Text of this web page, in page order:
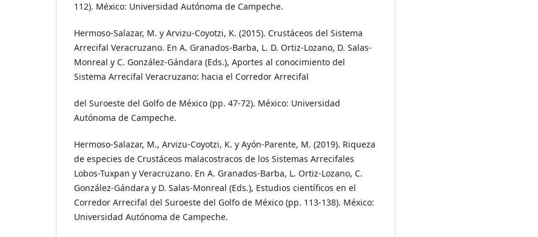
112). México: Universidad Autónoma de Campeche.
Hermoso-Salazar, M. y Arvizu-Coyotzi, K. (2015). Crustáceos del Sistema
Arrecifal Veracruzano. En A. Granados-Barba, L. D. Ortiz-Lozano, D. Salas-
Monreal y C. González-Gándara (Eds.), Aportes al conocimiento del
Sistema Arrecifal Veracruzano: hacia el Corredor Arrecifal
del Suroeste del Golfo de México (pp. 47-72). México: Universidad
Autónoma de Campeche.
Hermoso-Salazar, M., Arvizu-Coyotzi, K. y Ayón-Parente, M. (2019). Riqueza
de especies de Crustáceos malacostracos de los Sistemas Arrecifales
Lobos-Tuxpan y Veracruzano. En A. Granados-Barba, L. Ortiz-Lozano, C.
González-Gándara y D. Salas-Monreal (Eds.), Estudios científicos en el
Corredor Arrecifal del Suroeste del Golfo de México (pp. 113-138). México:
Universidad Autónoma de Campeche.